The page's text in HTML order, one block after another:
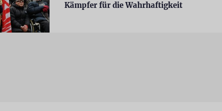
Kämpfer für die Wahrhaftigkeit